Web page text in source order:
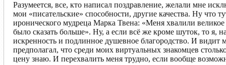
Разумеется, все, кто написал поздравление, желали мне
мои «писательские» способности, другие качества. Ну что
иронического мудреца Марка Твена: «Меня хвалили
было сказать больше». Ну, а если всё же кроме шуток, то я,
искренность и подлинное душевное благородство. И
предполагал, что среди моих виртуальных знакомцев
цену знаю. И перехвалить меня трудно, если вообще